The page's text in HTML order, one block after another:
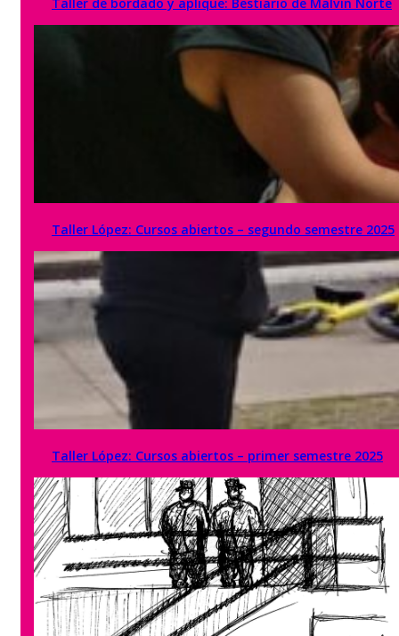
Taller de bordado y aplique: Bestiario de Malvín Norte
Taller López: Cursos abiertos – segundo semestre 2025
Taller López: Cursos abiertos – primer semestre 2025